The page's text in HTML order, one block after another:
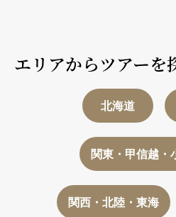
エリアからツアーを
北海道
関東・甲信越・
関西・北陸・東海